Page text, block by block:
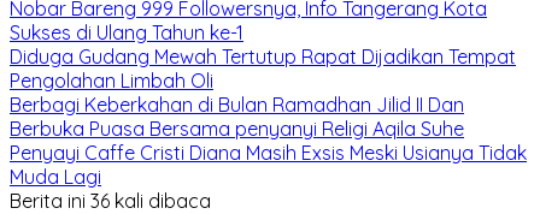
Nobar Bareng 999 Followersnya, Info Tangerang Kota
Sukses di Ulang Tahun ke-1
Diduga Gudang Mewah Tertutup Rapat Dijadikan Tempat
Pengolahan Limbah Oli
Berbagi Keberkahan di Bulan Ramadhan Jilid II Dan
Berbuka Puasa Bersama penyanyi Religi Aqila Suhe
Penyayi Caffe Cristi Diana Masih Exsis Meski Usianya Tidak
Muda Lagi
Berita ini 36 kali dibaca